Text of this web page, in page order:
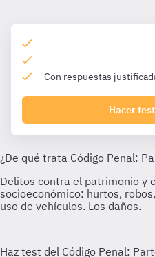
Con respuestas
Hacer test